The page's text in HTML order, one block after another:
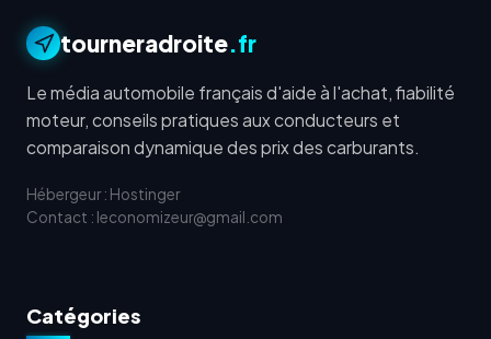
tourneradroite.fr
Le média automobile français d'aide à l'achat, fiabilité
moteur, conseils pratiques aux conducteurs et
comparaison dynamique des prix des carburants.
Hébergeur : Hostinger
Contact : leconomizeur@gmail.com
Catégories